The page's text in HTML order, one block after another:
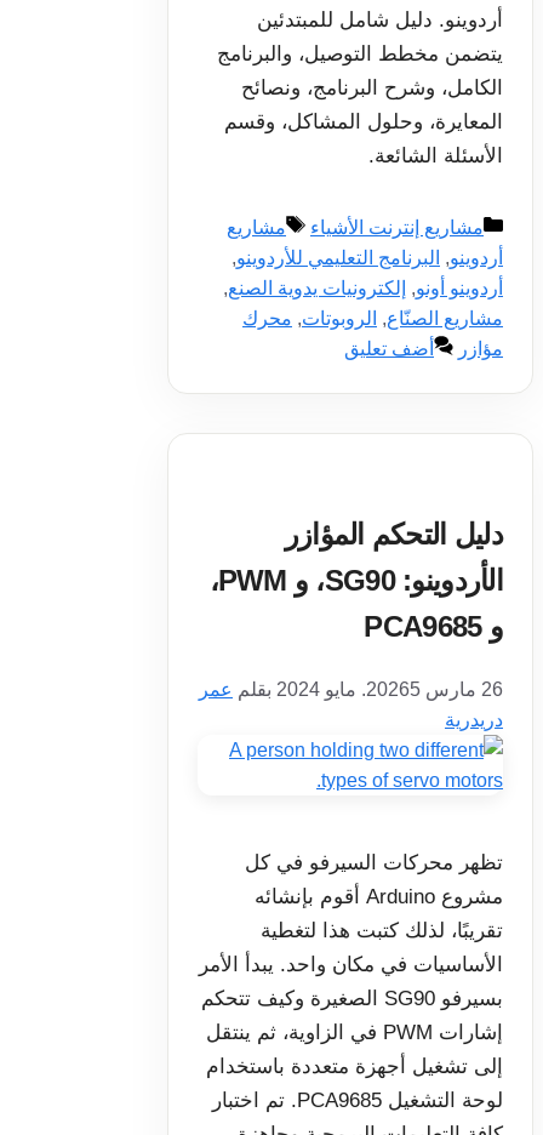
أردوينو. دليل شامل للمبتدئين
يتضمن مخطط التوصيل، والبرنامج
الكامل، وشرح البرنامج، ونصائح
المعايرة، وحلول المشاكل، وقسم
الأسئلة الشائعة.
التصنيفات
مشاريع إنترنت الأشياء الوسوم
مشاريع
أردوينو, البرنامج التعليمي للأردوينو,
أردوينو أونو, إلكترونيات يدوية الصنع,
مشاريع الصنّاع, الروبوتات, محرك
مؤازر
أضف تعليق
دليل التحكم المؤازر
الأردوينو: SG90، و PWM،
و PCA9685
26 مارس 2026 5. مايو 2024 بقلم عمر
دريدرية
تظهر محركات السيرفو في كل
مشروع Arduino أقوم بإنشائه
تقريبًا، لذلك كتبت هذا لتغطية
الأساسيات في مكان واحد. يبدأ الأمر
بسيرفو SG90 الصغيرة وكيف تتحكم
إشارات PWM في الزاوية، ثم ينتقل
إلى تشغيل أجهزة متعددة باستخدام
لوحة التشغيل PCA9685. تم اختبار